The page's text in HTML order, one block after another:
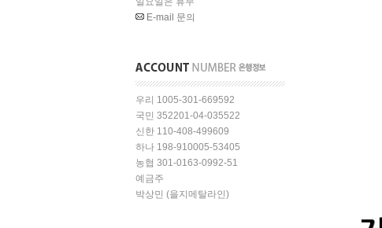
E-mail 문의
우리 1005-301-669592
국민 352201-04-035522
신한 110-408-499609
하나 198-910005-53405
농협 301-0163-0992-51
예금주
박상민 (을지메탈라인)